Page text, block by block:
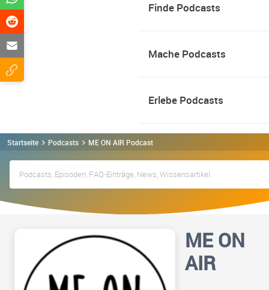
Finde Podcasts
Mache Podcasts
Erlebe Podcasts
Startseite Podcasts ME ON AIR Podcast
ME ON
AIR